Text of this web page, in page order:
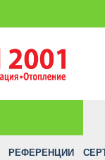
РЕФЕРЕНЦИИ